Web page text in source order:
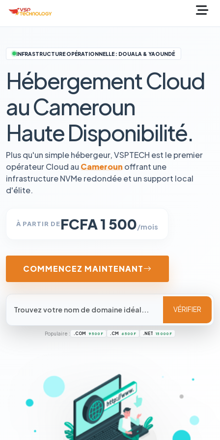
INFRASTRUCTURE OPÉRATIONNELLE : DOUALA & YAOUNDÉ
Hébergement Cloud
au Cameroun
Haute Disponibilité.
Plus qu'un simple hébergeur, VSPTECH est le premier
opérateur Cloud au Cameroun offrant une
infrastructure NVMe redondée et un support local
d'élite.
À PARTIR DEFCFA 1 500/mois
COMMENCEZ MAINTENANT
VÉRIFIER
Populaire : .COM 9 500 F .CM 6 500 F .NET 15 000 F